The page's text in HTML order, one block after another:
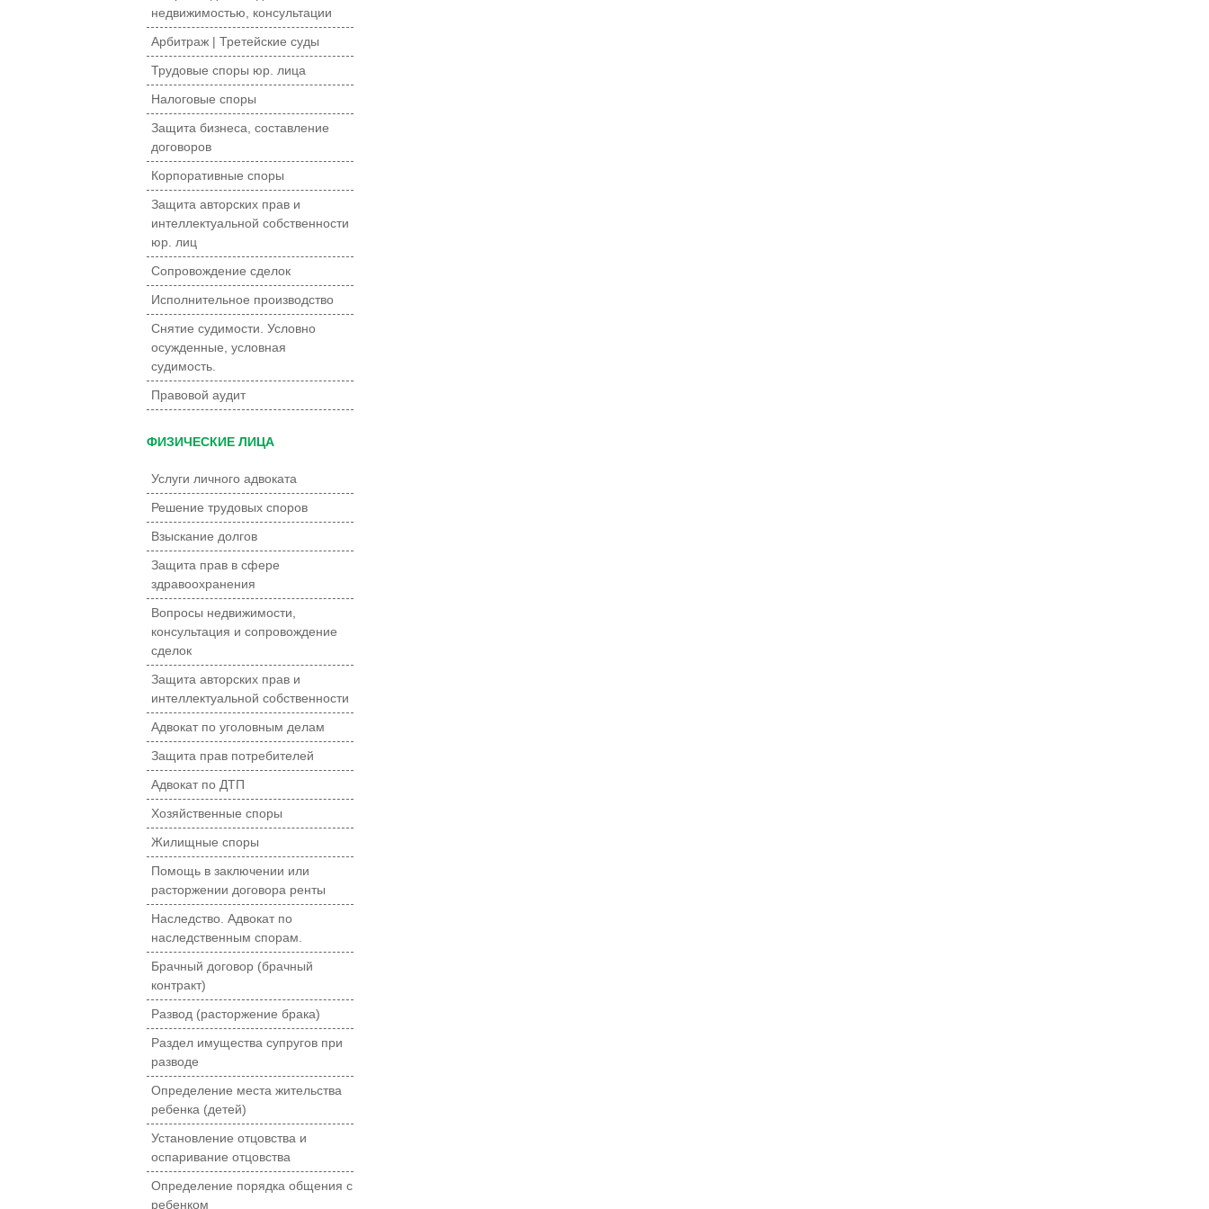
недвижимостью, консультации
Арбитраж | Третейские суды
Трудовые споры юр. лица
Налоговые споры
Защита бизнеса, составление
договоров
Корпоративные споры
Защита авторских прав и
интеллектуальной собственности
юр. лиц
Сопровождение сделок
Исполнительное производство
Снятие судимости. Условно
осужденные, условная
судимость.
Правовой аудит
ФИЗИЧЕСКИЕ ЛИЦА
Услуги личного адвоката
Решение трудовых споров
Взыскание долгов
Защита прав в сфере
здравоохранения
Вопросы недвижимости,
консультация и сопровождение
сделок
Защита авторских прав и
интеллектуальной собственности
Адвокат по уголовным делам
Защита прав потребителей
Адвокат по ДТП
Хозяйственные споры
Жилищные споры
Помощь в заключении или
расторжении договора ренты
Наследство. Адвокат по
наследственным спорам.
Брачный договор (брачный
контракт)
Развод (расторжение брака)
Раздел имущества супругов при
разводе
Определение места жительства
ребенка (детей)
Установление отцовства и
оспаривание отцовства
Определение порядка общения с
ребенком